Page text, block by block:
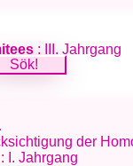
: III. Jahrgang
der
I. Jahrgang